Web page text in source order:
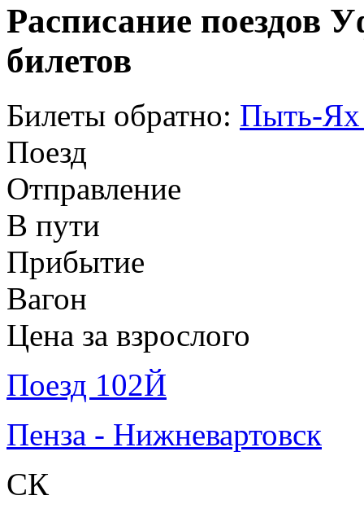
Расписание поездов
билетов
Билеты обратно: Пыть-
Поезд
Отправление
В пути
Прибытие
Вагон
Цена за взрослого
Поезд 102Й
Пенза - Нижневартовск
СК